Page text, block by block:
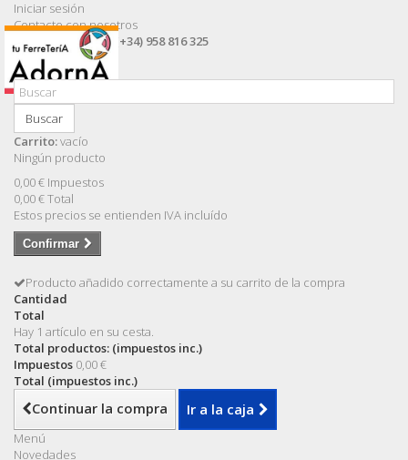
Iniciar sesión
Contacte con nosotros
Llámanos ahora: (+34) 958 816 325
Buscar
Carrito:vacío
Ningún producto
0,00 € Impuestos
0,00 €Total
Estos precios se entienden IVA incluído
Confirmar
Producto añadido correctamente a su carrito de la compra
Cantidad
Total
Hay 1 artículo en su cesta.
Total productos: (impuestos inc.)
Impuestos 0,00 €
Total (impuestos inc.)
Continuar la compra Ir a la caja
Menú
Novedades